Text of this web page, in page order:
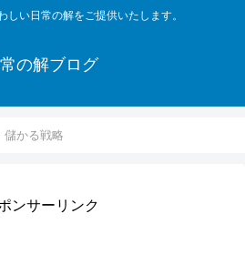
しい日常の解をご提供いたします。
の解ブログ
儲かる戦略
ンサーリンク